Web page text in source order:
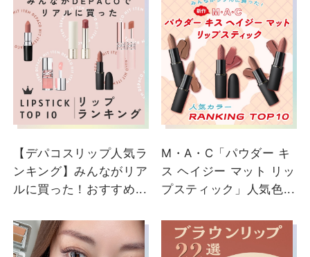
めをご紹介
マック
神戸大丸ＭＡＣ
大丸神戸店
【デパコスリップ人気ラ
ンキング】みんながリア
ルに買った！おすすめ...
M・A・C「パウダー キ
ス ヘイジー マット リッ
プスティック」人気色...